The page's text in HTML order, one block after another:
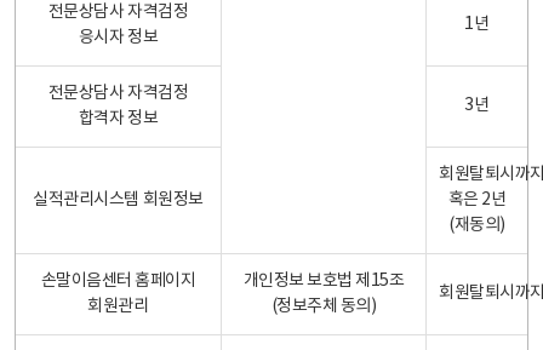
전문상담사 자격검정
응시자 정보
1년
전문상담사 자격검정
합격자 정보
3년
실적관리시스템 회원정보
회원탈퇴시까
혹은 2년
(재동의)
손말이음센터 홈페이지
회원관리
개인정보 보호법 제15조
(정보주체 동의)
회원탈퇴시까